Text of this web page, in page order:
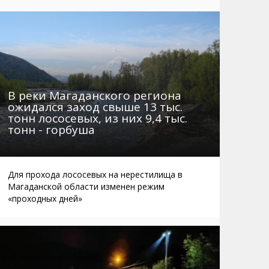
Автобусы Магадан – Аэропорт
Таблица приливов отливов
Не мусорить
Браконьеры
В реки Магаданского региона
ожидался заход свыше 13 тыс.
тонн лососевых, из них 9,4 тыс.
тонн - горбуша
Для прохода лососевых на нерестилища в
Магаданской области изменен режим
«проходных дней»